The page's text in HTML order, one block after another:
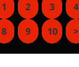
1 2 3 4
8 9 10 20
30
>